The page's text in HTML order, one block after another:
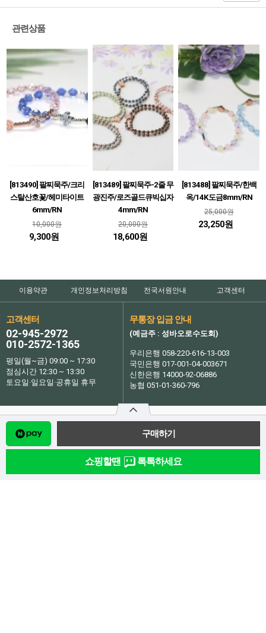
쇼핑할땐 톡톡하세요
관련상품
[813490] 팔찌묵주/크리
스탈산호꽃/헤미타이트
6mm/RN
10,000원
9,300원
[813489] 팔찌묵주-2줄 무
광진주/로즈골드큐빅십자
4mm/RN
20,000원
18,600원
[813488] 팔찌묵주/한백
옥/14K도금8mm/RN
25,000원
23,250원
이용약관 개인정보처리방침 전국서원안내 고객센터
고객센터
02-945-2972
010-2572-1365
평일(월~금) 09:00 ~ 17:30
점심시간 12:30 ~ 13:30
토요일·일요일·공휴일 휴무
무통장 입금 안내
(예금주 : 성바오로수도회)
우리은행 058-220-616-13-003
국민은행 017-001-04-003671
신한은행 14000-92-06886
농협 051-01-360-796
(재)성바오로수도회 | 대표자 :강병완